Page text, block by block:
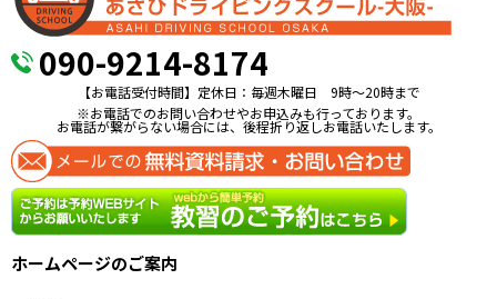
090-9214-8174
【お電話受付時間】定休日：毎週木曜日 9時〜20時まで
※お電話でのお問い合わせやお申込みも行っております。
お電話が繋がらない場合には、後程折り返しお電話いたします。
ホームページのご案内